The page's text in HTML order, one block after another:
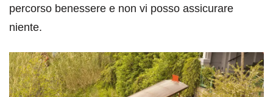
percorso benessere e non vi posso assicurare
niente.